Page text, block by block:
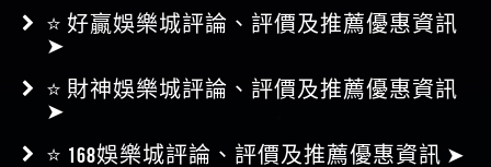
⭐ 好贏娛樂城評論、評價及推薦優惠資訊
➤
⭐ 財神娛樂城評論、評價及推薦優惠資訊
➤
⭐ 168娛樂城評論、評價及推薦優惠資訊 ➤